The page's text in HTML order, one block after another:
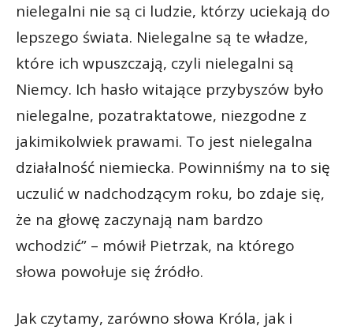
nielegalni nie są ci ludzie, którzy uciekają do
lepszego świata. Nielegalne są te władze,
które ich wpuszczają, czyli nielegalni są
Niemcy. Ich hasło witające przybyszów było
nielegalne, pozatraktatowe, niezgodne z
jakimikolwiek prawami. To jest nielegalna
działalność niemiecka. Powinniśmy na to się
uczulić w nadchodzącym roku, bo zdaje się,
że na głowę zaczynają nam bardzo
wchodzić” – mówił Pietrzak, na którego
słowa powołuje się źródło.
Jak czytamy, zarówno słowa Króla, jak i